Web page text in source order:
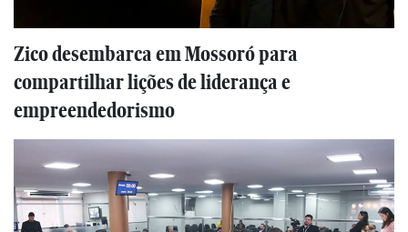
Zico desembarca em Mossoró para
compartilhar lições de liderança e
empreendedorismo